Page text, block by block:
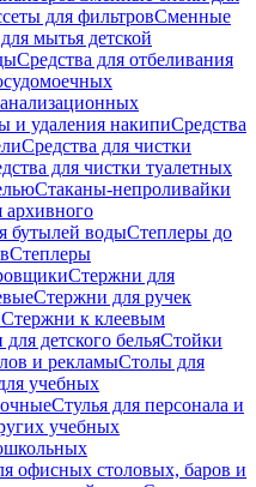
для фильтровСменные
мытья детской
Средства для отбеливания
и удаления накипиСредства
Средства для чистки
для чистки туалетных
Стаканы-непроливайки
бутылей водыСтеплеры до
Степлеры
Стержни для
Стержни для ручек
Стержни к клеевым
детского бельяСтойки
и рекламыСтолы для
учебных
Стулья для персонала и
учебных
офисных столовых, баров и